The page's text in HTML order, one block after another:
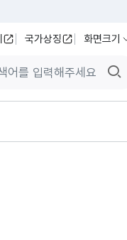
국가상징 화면크기